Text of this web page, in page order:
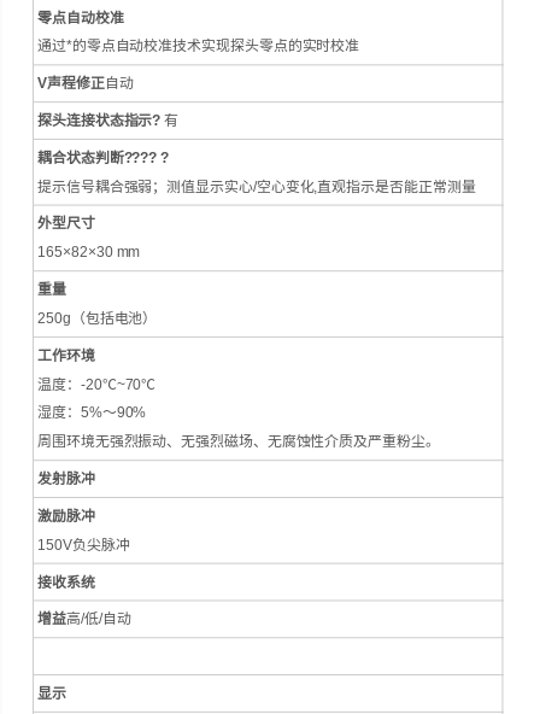
零点自动校准
通过*的零点自动校准技术实现探头零点的实时校准
V声程修正自动
探头连接状态指示?有
耦合状态判断???? ?
提示信号耦合强弱；测值显示实心/空心变化,直观指示是否能正常测量
外型尺寸
165×82×30 mm
重量
250g（包括电池）
工作环境
温度：-20℃~70℃
湿度：5%～90%
周围环境无强烈振动、无强烈磁场、无腐蚀性介质及严重粉尘。
发射脉冲
激励脉冲
150V负尖脉冲
接收系统
增益高/低/自动
显示